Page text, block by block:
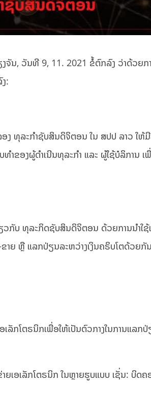
ຈັນ, ວັນທີ 9, 11. 2021 ຂໍ້ຕົກລົງ ວ່າດ້ວຍກ
:
ງ ທຸລະກໍາຊັບສິນດິຈິຕອນ ໃນ ສປປ ລາວ ໃຫ້
ຂອງຜູ້ດໍາເນີນທຸລະກໍາ ແລະ ຜູ້ໃຊ້ບໍລິການ ເ
ກັບ ທຸລະກິດຊັບສິນດິຈິຕອນ ດ້ວຍການນໍາໃຊ້
ຍ ຫຼື ແລກປ່ຽນລະຫວ່າງເງິນຄຣິບໂຕດ້ວຍກັ
ກໂຕຣນິກເພື່ອໃຫ້ເປັນຕົວກາງໃນການແລກ
ເອເລັກໂຕຣນິກ ໃນຫຼາຍຮູບແບບ ເຊັ່ນ: ບິດຄ